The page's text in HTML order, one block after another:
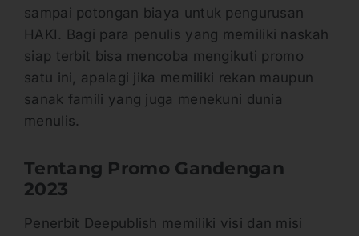
sampai potongan biaya untuk pengurusan
HAKI. Bagi para penulis yang memiliki naskah
siap terbit bisa mencoba mengikuti promo
satu ini, apalagi jika memiliki rekan maupun
sanak famili yang juga menekuni dunia
menulis.
Tentang Promo Gandengan
2023
Penerbit Deepublish memiliki visi dan misi